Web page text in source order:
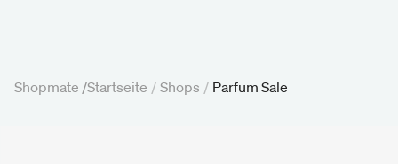
Shopmate /Startseite / Shops / Parfum Sale